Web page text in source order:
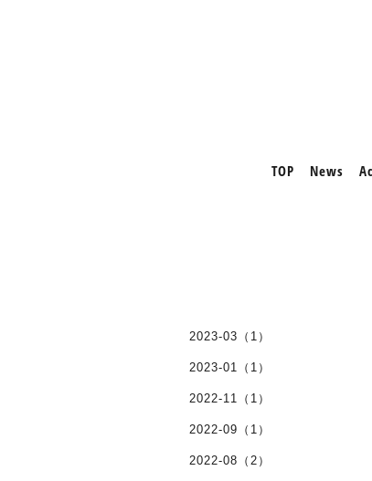
TOP News
2023-03（1）
2023-01（1）
2022-11（1）
2022-09（1）
2022-08（2）